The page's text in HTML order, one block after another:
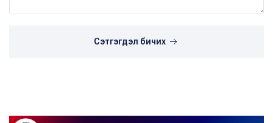
Сэтгэгдэл бичих